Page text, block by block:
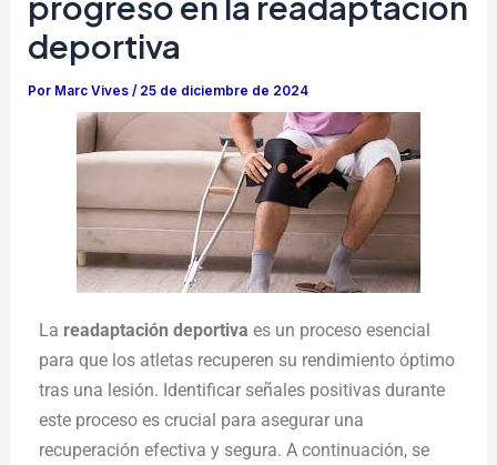
deportiva
Por Marc Vives/ 25 de diciembre de 2024
La readaptación deportiva es un proceso esencial
para que los atletas recuperen su rendimiento óptimo
tras una lesión. Identificar señales positivas durante
este proceso es crucial para asegurar una
recuperación efectiva y segura. A continuación, se